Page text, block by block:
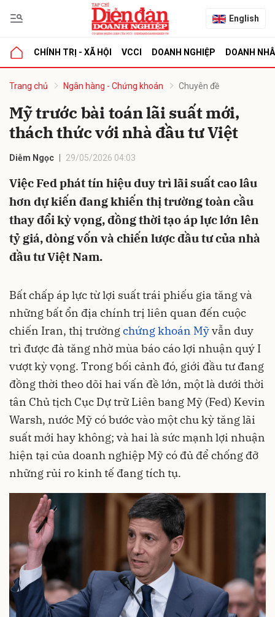
English
CHÍNH TRỊ - XÃ HỘI VCCI DOANH NGHIỆP DOANH
Trang chủ Ngân hàng - Chứng khoán Chuyên đề
Mỹ trước bài toán lãi suất mới,
thách thức với nhà đầu tư Việt
Diễm Ngọc 29/05/2026 04:03
Việc Fed phát tín hiệu duy trì lãi suất cao lâu
hơn dự kiến đang khiến thị trường toàn cầu
thay đổi kỳ vọng, đồng thời tạo áp lực lớn lên
tỷ giá, dòng vốn và chiến lược đầu tư của nhà
đầu tư Việt Nam.
Bất chấp áp lực từ lợi suất trái phiếu gia tăng và
những bất ổn địa chính trị liên quan đến cuộc
chiến Iran, thị trườngchứng khoán Mỹvẫn duy
trì được đà tăng nhờ mùa báo cáo lợi nhuận quý I
vượt kỳ vọng. Trong bối cảnh đó, giới đầu tư đang
đồng thời theo dõi hai vấn đề lớn, một là dưới thời
tân Chủ tịch Cục Dự trữ Liên bang Mỹ (Fed) Kevin
Warsh, nước Mỹ có bước vào một chu kỳ tăng lãi
suất mới hay không; và hai là sức mạnh lợi nhuận
hiện tại của doanh nghiệp Mỹ có đủ để chống đỡ
những rủi ro kinh tế đang tích tụ.
luận
Hủy